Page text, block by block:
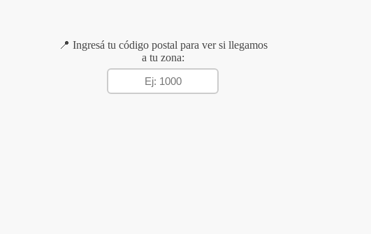
📍 Ingresá tu código postal para ver si llegamos
a tu zona: